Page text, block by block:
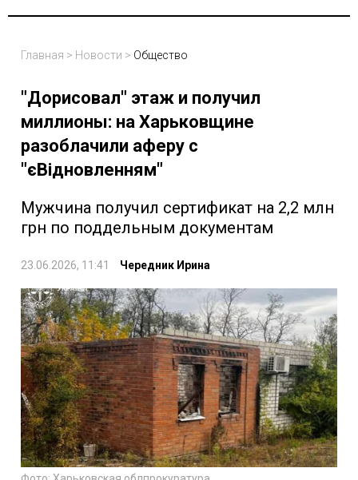
Главная > Новости > Общество
"Дорисовал" этаж и получил
миллионы: на Харьковщине
разоблачили аферу с
"єВідновленням"
Мужчина получил сертификат на 2,2 млн
грн по поддельным документам
23.06.2026, 11:41 Чередник Ирина